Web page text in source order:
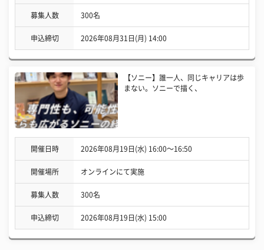
募集人数 300名
申込締切 2026年08月31日(月) 14:00
【ソニー】誰一人、同じキャリアは歩
まない。ソニーで描く、
開催日時 2026年08月19日(水) 16:00〜16:50
開催場所 オンラインにて実施
募集人数 300名
申込締切 2026年08月19日(水) 15:00